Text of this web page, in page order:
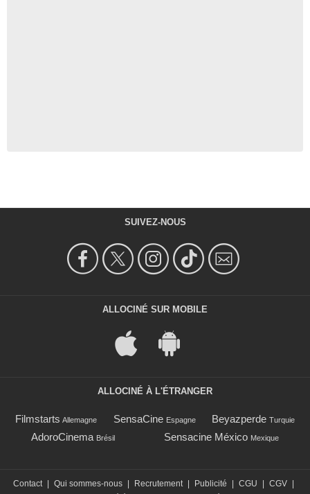
SUIVEZ-NOUS
ALLOCINÉ SUR MOBILE
ALLOCINÉ À L'ÉTRANGER
Filmstarts Allemagne SensaCine Espagne Beyazperde Turquie
AdoroCinema Brésil Sensacine México Mexique
Contact Qui sommes-nous Recrutement Publicité CGU CGV